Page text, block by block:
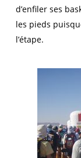
d’enfiler ses
les pieds
l’étape.